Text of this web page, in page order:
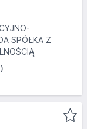
SPÓŁKA Z